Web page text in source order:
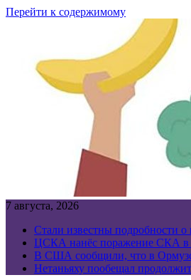
Перейти к содержимому
7 августа, 2026
Стали известны подробности
ЦСКА нанёс поражение СКА в
В США сообщили, что в
Нетаньяху пообещал